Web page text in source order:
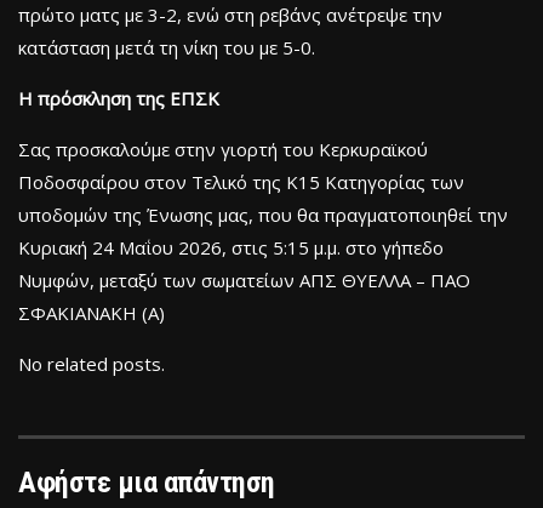
πρώτο ματς με 3-2, ενώ στη ρεβάνς ανέτρεψε την
κατάσταση μετά τη νίκη του με 5-0.
Η πρόσκληση της ΕΠΣΚ
Σας προσκαλούμε στην γιορτή του Κερκυραϊκού
Ποδοσφαίρου στον Τελικό της Κ15 Κατηγορίας των
υποδομών της Ένωσης μας, που θα πραγματοποιηθεί την
Κυριακή 24 Μαΐου 2026, στις 5:15 μ.μ. στο γήπεδο
Νυμφών, μεταξύ των σωματείων ΑΠΣ ΘΥΕΛΛΑ – ΠΑΟ
ΣΦΑΚΙΑΝΑΚΗ (Α)
No related posts.
Αφήστε μια απάντηση